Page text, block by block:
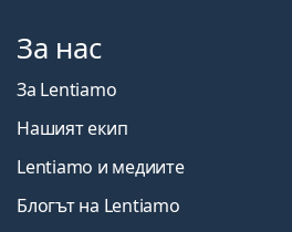
За нас
За Lentiamo
Нашият екип
Lentiamo и медиите
Блогът на Lentiamo